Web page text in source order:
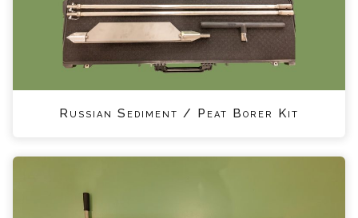
Russian Sediment / Peat Borer Kit